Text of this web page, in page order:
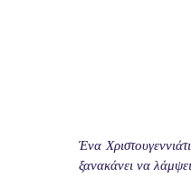
Ένα
ξανακάνει να